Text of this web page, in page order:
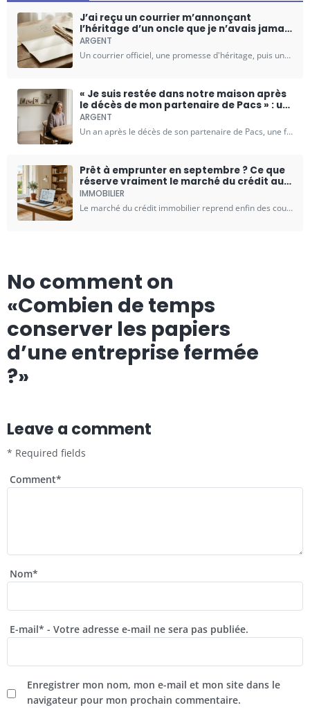
J’ai reçu un courrier m’annonçant
l’héritage d’un oncle que je n’avais jamais
vu : quatre mois plus tard, 38 % de ma
part était partie chez un inconnu
ARGENT
Un courrier officiel, une promesse d'héritage, puis une facture salée : 38 % de votre part disparaît chez un cabinet de généalogie. Ce scénario repose sur un mécanisme légal précis…
« Je suis restée dans notre maison après
le décès de mon partenaire de Pacs » : un
an plus tard, sa famille m’a demandé les
clés
ARGENT
Un an après le décès de son partenaire de Pacs, une femme s'est vue réclamer les clés de leur maison commune par la famille de celui-ci. Cette situation révèle un…
Prêt à emprunter en septembre ? Ce que
réserve vraiment le marché du crédit aux
futurs acheteurs
IMMOBILIER
Le marché du crédit immobilier reprend enfin des couleurs, mais tout n'est pas encore joué. À l'approche de la rentrée, les futurs acheteurs scrutent chaque signal envoyé par les banques...
No comment on
«Combien de temps
conserver les papiers
d’une entreprise fermée
?»
Leave a comment
* Required fields
Comment*
Nom*
E-mail* - Votre adresse e-mail ne sera pas publiée.
Enregistrer mon nom, mon e-mail et mon site dans le
navigateur pour mon prochain commentaire.